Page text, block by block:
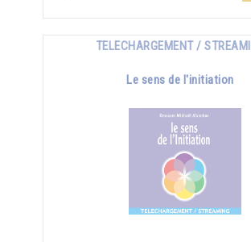
TELECHARGEMENT /
Le sens de l'initiation